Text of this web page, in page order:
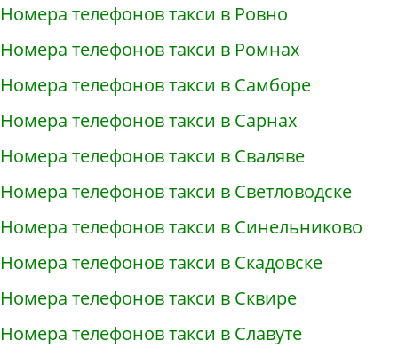
Номера телефонов такси в Ровно
Номера телефонов такси в Ромнах
Номера телефонов такси в Самборе
Номера телефонов такси в Сарнах
Номера телефонов такси в Сваляве
Номера телефонов такси в Светловодске
Номера телефонов такси в Синельниково
Номера телефонов такси в Скадовске
Номера телефонов такси в Сквире
Номера телефонов такси в Славуте